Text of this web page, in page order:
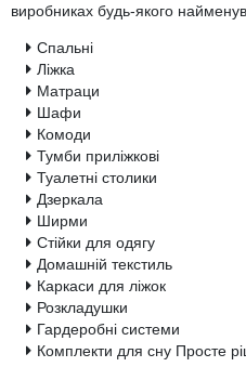
виробниках будь-якого
Спальні
Ліжка
Матраци
Шафи
Комоди
Тумби приліжкові
Туалетні столики
Дзеркала
Ширми
Стійки для одягу
Домашній текстиль
Каркаси для ліжок
Розкладушки
Гардеробні системи
Комплекти для сну Просте